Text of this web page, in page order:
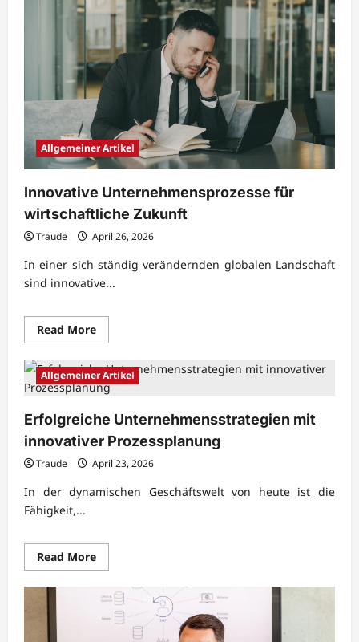
Unternehmensführung
mit
praxisnahen
Methoden
Allgemeiner Artikel
Innovative Unternehmensprozesse für
wirtschaftliche Zukunft
Traude April 26, 2026
In einer sich ständig verändernden globalen Landschaft
sind innovative...
Read MoreRead
more
Innovative
Unternehmensprozesse
für
wirtschaftliche
Allgemeiner Artikel
Erfolgreiche Unternehmensstrategien mit
innovativer Prozessplanung
Traude April 23, 2026
In der dynamischen Geschäftswelt von heute ist die
Fähigkeit,...
Read MoreRead
more
Erfolgreiche
Unternehmensstrategien
innovativer
Prozessplanung